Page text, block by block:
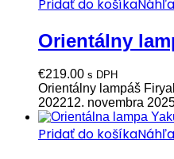
Pridať do košíka
Orientálny
€219.00 s DPH
Orientálny lampáš
202212. novembra
Pridať do košíka